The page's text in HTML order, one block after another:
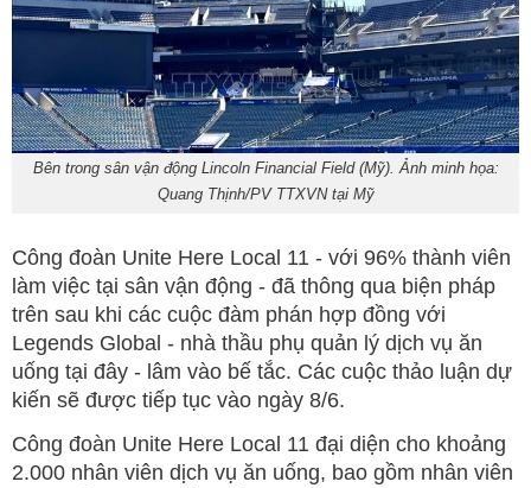
Bên trong sân vận động Lincoln Financial Field (Mỹ). Ảnh minh họa:
Quang Thịnh/PV TTXVN tại Mỹ
Công đoàn Unite Here Local 11 - với 96% thành viên
làm việc tại sân vận động - đã thông qua biện pháp
trên sau khi các cuộc đàm phán hợp đồng với
Legends Global - nhà thầu phụ quản lý dịch vụ ăn
uống tại đây - lâm vào bế tắc. Các cuộc thảo luận dự
kiến sẽ được tiếp tục vào ngày 8/6.
Công đoàn Unite Here Local 11 đại diện cho khoảng
2.000 nhân viên dịch vụ ăn uống, bao gồm nhân viên